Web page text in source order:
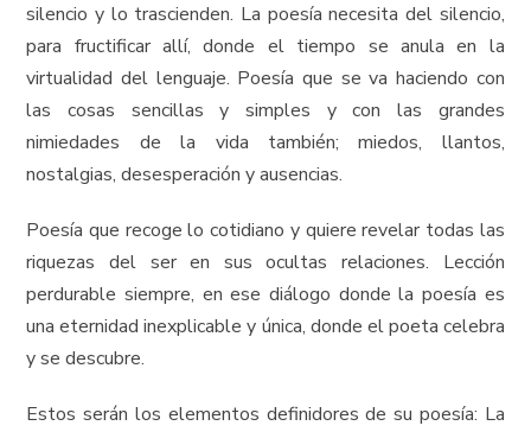
silencio y lo trascienden. La poesía necesita del silencio,
para fructificar allí, donde el tiempo se anula en la
virtualidad del lenguaje. Poesía que se va haciendo con
las cosas sencillas y simples y con las grandes
nimiedades de la vida también; miedos, llantos,
nostalgias, desesperación y ausencias.
Poesía que recoge lo cotidiano y quiere revelar todas las
riquezas del ser en sus ocultas relaciones. Lección
perdurable siempre, en ese diálogo donde la poesía es
una eternidad inexplicable y única, donde el poeta celebra
y se descubre.
Estos serán los elementos definidores de su poesía: La